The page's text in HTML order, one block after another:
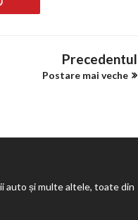
Precedentul
Postare mai veche
auto și multe altele, toate din